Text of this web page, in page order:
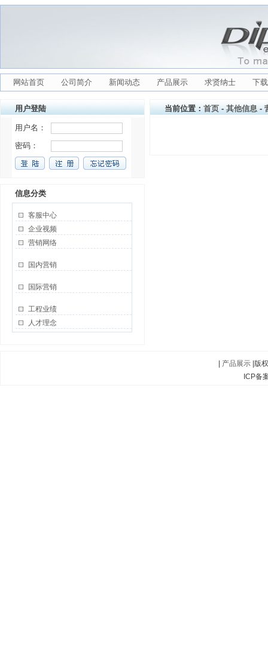
网站首页 公司简介 新闻动态 产品展示 求贤纳士 下
用户登陆
信息分类
客服中心
企业视频
营销网络
国内营销
国际营销
工程业绩
人才理念
当前位置： 首页- 其他信息-
产品展示 |版
ICP备